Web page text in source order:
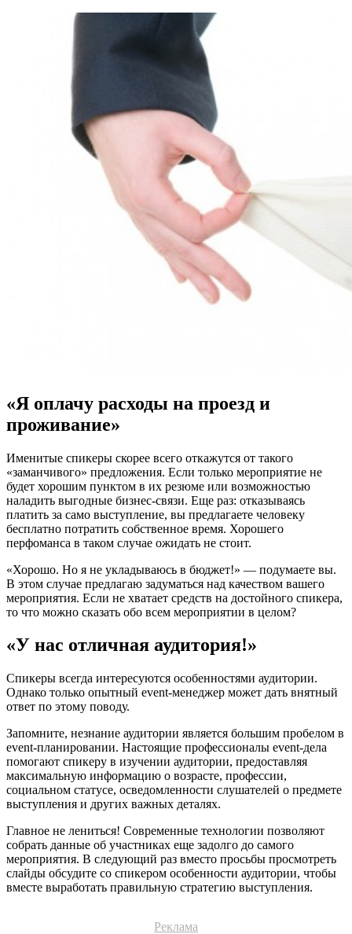
«Я оплачу расходы на проезд и
проживание»
Именитые спикеры скорее всего откажутся от такого
«заманчивого» предложения. Если только мероприятие не
будет хорошим пунктом в их резюме или возможностью
наладить выгодные бизнес-связи. Еще раз: отказываясь
платить за само выступление, вы предлагаете человеку
бесплатно потратить собственное время. Хорошего
перфоманса в таком случае ожидать не стоит.
«Хорошо. Но я не укладываюсь в бюджет!» — подумаете вы.
В этом случае предлагаю задуматься над качеством вашего
мероприятия. Если не хватает средств на достойного спикера,
то что можно сказать обо всем мероприятии в целом?
«У нас отличная аудитория!»
Спикеры всегда интересуются особенностями аудитории.
Однако только опытный event-менеджер может дать внятный
ответ по этому поводу.
Запомните, незнание аудитории является большим пробелом в
event-планировании. Настоящие профессионалы event-дела
помогают спикеру в изучении аудитории, предоставляя
максимальную информацию о возрасте, профессии,
социальном статусе, осведомленности слушателей о предмете
выступления и других важных деталях.
Главное не лениться! Современные технологии позволяют
собрать данные об участниках еще задолго до самого
мероприятия. В следующий раз вместо просьбы просмотреть
слайды обсудите со спикером особенности аудитории, чтобы
вместе выработать правильную стратегию выступления.
Реклама